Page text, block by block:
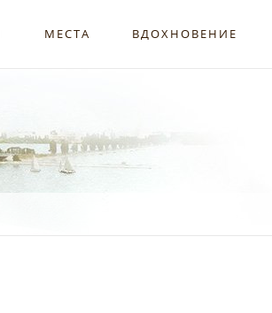
МЕСТА ВДОХНОВЕНИЕ